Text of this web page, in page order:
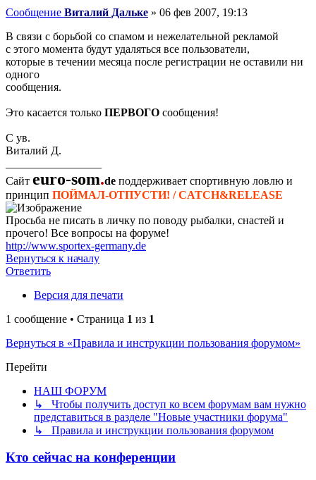
Сообщение Виталий Дальке » 06 фев 2007, 19:13
В связи с борьбой со спамом и нежелательной рекламой
с этого момента будут удаляться все пользователи,
которые в течении месяца после регистрации не оставили ни
одного
сообщения.
Это касается только ПЕРВОГО сообщения!
С ув.
Виталий Д.
Сайт euro-som.de поддерживает спортивную ловлю и
принцип ПОЙМАЛ-ОТПУСТИ! / CATCH&RELEASE
Просьба не писать в личку по поводу рыбалки, снастей и
прочего! Все вопросы на форуме!
http://www.sportex-germany.de
Вернуться к началу
Ответить
Версия для печати
1 сообщение • Страница 1 из 1
Вернуться в «Правила и инструкции пользования форумом»
Перейти
НАШ ФОРУМ
↳ Чтобы получить доступ ко всем форумам вам нужно
представиться в разделе "Новые участники форума"
↳ Правила и инструкции пользования форумом
Кто сейчас на конференции